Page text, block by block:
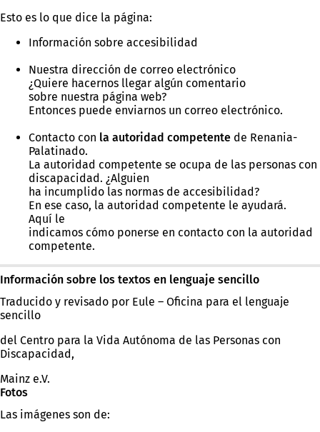
Esto es lo que dice la página:
Información sobre accesibilidad
Nuestra dirección de correo electrónico
¿Quiere hacernos llegar algún comentario
sobre nuestra página web?
Entonces puede enviarnos un correo electrónico.
Contacto con la autoridad competente de Renania-
Palatinado.
La autoridad competente se ocupa de las personas con
discapacidad. ¿Alguien
ha incumplido las normas de accesibilidad?
En ese caso, la autoridad competente le ayudará.
Aquí le
indicamos cómo ponerse en contacto con la autoridad
competente.
Información sobre los textos en lenguaje sencillo
Traducido y revisado por Eule – Oficina para el lenguaje
sencillo
del Centro para la Vida Autónoma de las Personas con
Discapacidad,
Mainz e.V.
Fotos
Las imágenes son de: